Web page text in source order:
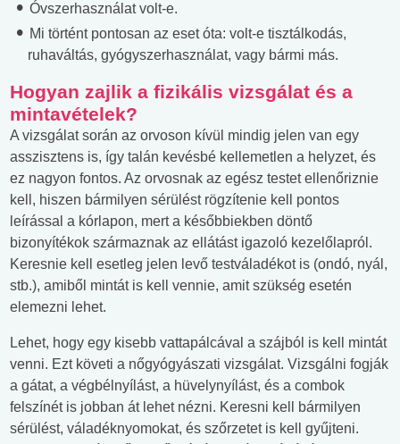
Óvszerhasználat volt-e.
Mi történt pontosan az eset óta: volt-e tisztálkodás,
ruhaváltás, gyógyszerhasználat, vagy bármi más.
Hogyan zajlik a fizikális vizsgálat és a
mintavételek?
A vizsgálat során az orvoson kívül mindig jelen van egy
asszisztens is, így talán kevésbé kellemetlen a helyzet, és
ez nagyon fontos. Az orvosnak az egész testet ellenőriznie
kell, hiszen bármilyen sérülést rögzítenie kell pontos
leírással a kórlapon, mert a későbbiekben döntő
bizonyítékok származnak az ellátást igazoló kezelőlapról.
Keresnie kell esetleg jelen levő testváladékot is (ondó, nyál,
stb.), amiből mintát is kell vennie, amit szükség esetén
elemezni lehet.
Lehet, hogy egy kisebb vattapálcával a szájból is kell mintát
venni. Ezt követi a nőgyógyászati vizsgálat. Vizsgálni fogják
a gátat, a végbélnyílást, a hüvelynyílást, és a combok
felszínét is jobban át lehet nézni. Keresni kell bármilyen
sérülést, váladéknyomokat, és szőrzetet is kell gyűjteni.